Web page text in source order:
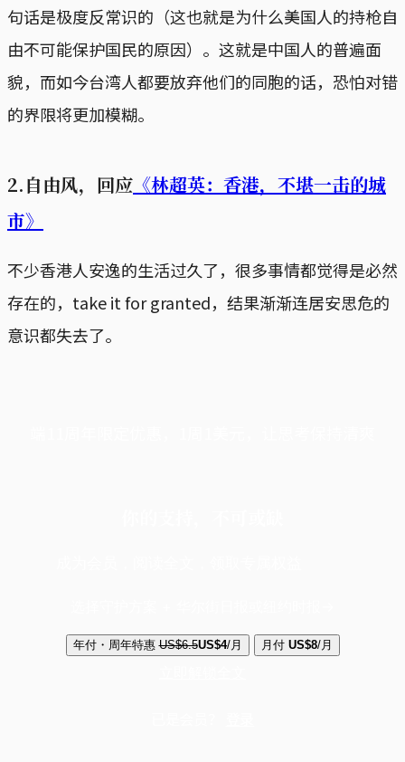
句话是极度反常识的（这也就是为什么美国人的持枪自
由不可能保护国民的原因）。这就是中国人的普遍面
貌，而如今台湾人都要放弃他们的同胞的话，恐怕对错
的界限将更加模糊。
2.自由风，回应 《林超英：香港，不堪一击的城
市》
不少香港人安逸的生活过久了，很多事情都觉得是必然
存在的，take it for granted，结果渐渐连居安思危的
意识都失去了。
年付・周年特惠 US$6.5US$4/月 月付 US$8/月